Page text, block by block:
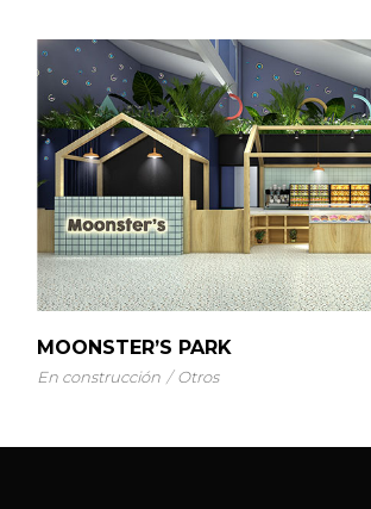
MOONSTER’S PARK
En construcción Otros